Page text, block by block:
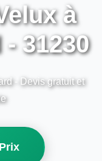
à
31230
- Devis gratuit et